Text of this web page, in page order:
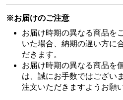
※お届けのご注意
お届け時期の異なる商品を
いた場合、納期の遅い方に
だきます。
お届け時期の異なる商品を
は、誠にお手数ではござい
注文いただきますようお願